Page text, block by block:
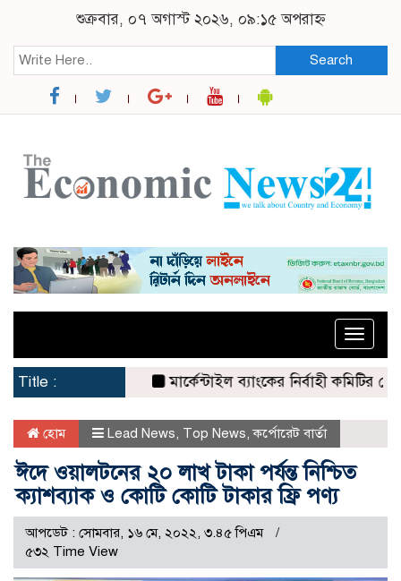
শুক্রবার, ০৭ অগাস্ট ২০২৬, ০৯:১৫ অপরাহ্ন
Search
Toggle
Title :
মার্কেন্টাইল ব্যাংকের নির্বাহী কমিটির
হোম Lead News Top News ,কর্পোরেট বার্তা
ঈদে ওয়ালটনের ২০ লাখ টাকা পর্যন্ত নিশ্চিত
ক্যাশব্যাক ও কোটি কোটি টাকার ফ্রি পণ্য
আপডেট : সোমবার, ১৬ মে, ২০২২, ৩.৪৫ পিএম
৫৩২ Time View